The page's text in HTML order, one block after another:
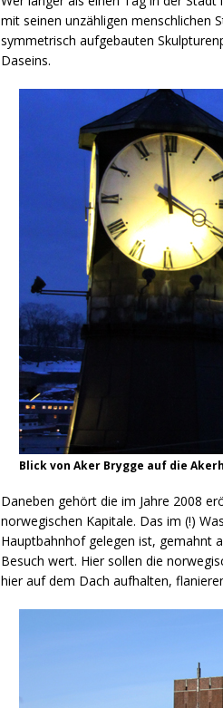
mit seinen unzähligen menschlichen
symmetrisch aufgebauten
Daseins.
Blick von Aker Brygge auf die
Daneben gehört die im Jahre 2008
norwegischen Kapitale. Das im (!)
Hauptbahnhof gelegen ist, gemahnt
Besuch wert. Hier sollen die
hier auf dem Dach aufhalten,